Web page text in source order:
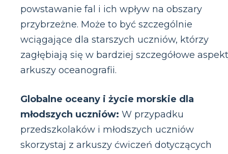
powstawanie fal i ich wpływ na obszary
przybrzeżne. Może to być szczególnie
wciągające dla starszych uczniów, którzy
zagłębiają się w bardziej szczegółowe
arkuszy oceanografii.
Globalne oceany i życie morskie dla
młodszych uczniów: W przypadku
przedszkolaków i młodszych uczniów
skorzystaj z arkuszy ćwiczeń dotyczących